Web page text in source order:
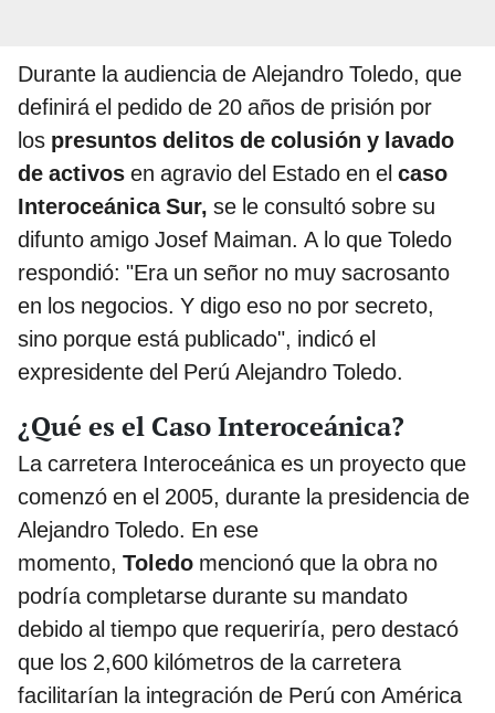
Durante la audiencia de Alejandro Toledo, que
definirá el pedido de 20 años de prisión por
los presuntos delitos de colusión y lavado
de activos en agravio del Estado en el caso
Interoceánica Sur, se le consultó sobre su
difunto amigo Josef Maiman. A lo que Toledo
respondió: "Era un señor no muy sacrosanto
en los negocios. Y digo eso no por secreto,
sino porque está publicado", indicó el
expresidente del Perú Alejandro Toledo.
¿Qué es el Caso Interoceánica?
La carretera Interoceánica es un proyecto que
comenzó en el 2005, durante la presidencia de
Alejandro Toledo. En ese
momento, Toledo mencionó que la obra no
podría completarse durante su mandato
debido al tiempo que requeriría, pero destacó
que los 2,600 kilómetros de la carretera
facilitarían la integración de Perú con América